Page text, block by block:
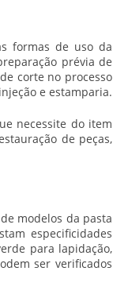
formas de uso da
prévia de
corte no processo
e estamparia.
necessite do item
de peças,
modelos da pasta
especificidades
para lapidação,
ser verificados